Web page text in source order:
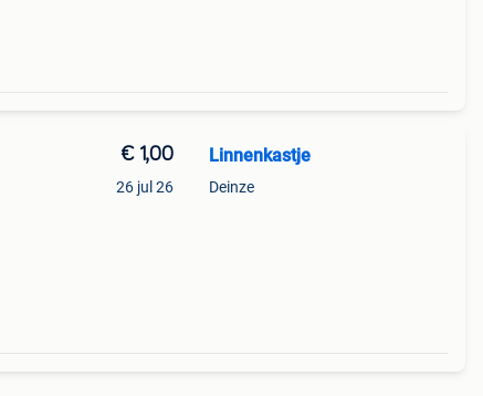
€ 1,00
26 jul 26
Linnenkastje
Deinze